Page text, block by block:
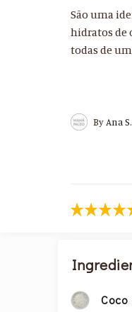
São uma
hidratos de
todas de
By Ana
Coco